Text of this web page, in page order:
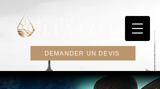
DEMANDER UN DEVIS